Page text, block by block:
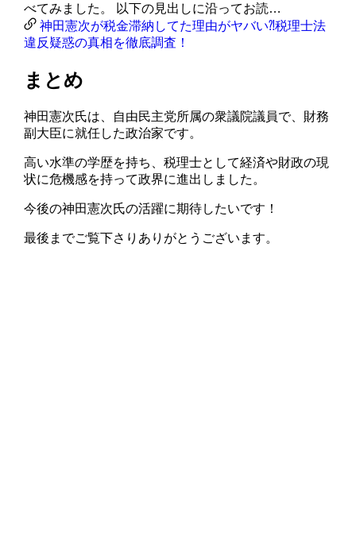
べてみました。 以下の見出しに沿ってお読…
神田憲次が税金滞納してた理由がヤバい⁈税理士法
違反疑惑の真相を徹底調査！
まとめ
神田憲次氏は、自由民主党所属の衆議院議員で、財務
副大臣に就任した政治家です。
高い水準の学歴を持ち、税理士として経済や財政の現
状に危機感を持って政界に進出しました。
今後の神田憲次氏の活躍に期待したいです！
最後までご覧下さりありがとうございます。